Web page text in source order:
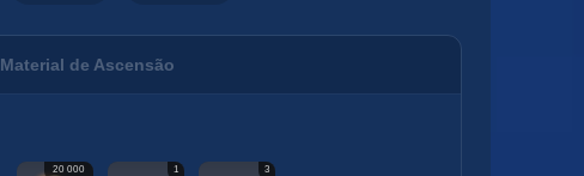
Material de Ascensão
20 000 1 3